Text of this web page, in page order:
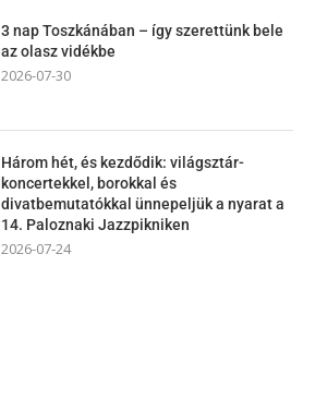
3 nap Toszkánában – így szerettünk bele
az olasz vidékbe
2026-07-30
Három hét, és kezdődik: világsztár-
koncertekkel, borokkal és
divatbemutatókkal ünnepeljük a nyarat a
14. Paloznaki Jazzpikniken
2026-07-24